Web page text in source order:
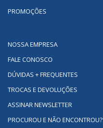
PROMOÇÕES
NOSSA EMPRESA
FALE CONOSCO
DÚVIDAS + FREQUENTES
TROCAS E DEVOLUÇÕES
ASSINAR NEWSLETTER
PROCUROU E NÃO ENCONTROU?